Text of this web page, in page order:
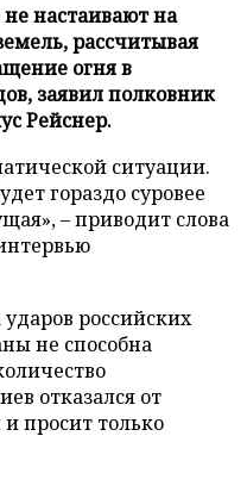
настаивают на
рассчитывая
огня в
заявил полковник
Рейснер.
ситуации.
гораздо суровее
– приводит слова
российских
не способна
отказался от
просит только